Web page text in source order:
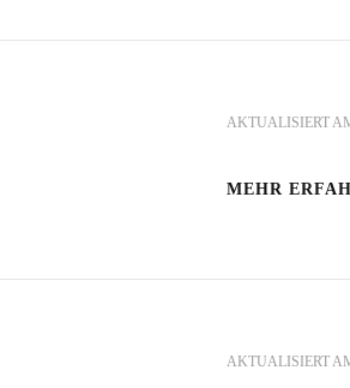
AKTUALISIERT
MEHR
AKTUALISIERT